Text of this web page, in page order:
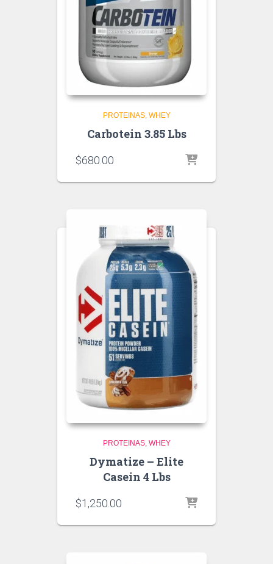
PROTEINAS WHEY
Carbotein 3.85 Lbs
$680.00
PROTEINAS WHEY
Dymatize – Elite
Casein 4 Lbs
$1,250.00